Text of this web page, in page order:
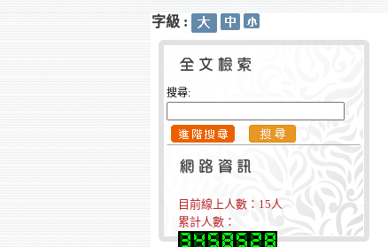
字級 :
搜尋:
目前線上人數： 15人
累計人數：